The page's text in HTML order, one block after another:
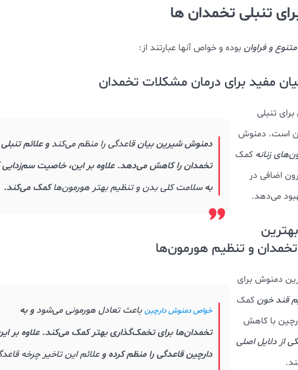
تنبلی تخمدان ها
متنوع و فراوان بوده و خواص آنها عبارتند از:
دمنوش شیرین بیانقاعدگی را منظم می‌کندو علائم تنبلی
تخمدان را کاهش می‌دهد. علاوه بر این، خاصیت
بهسلامت کلی بدن و تنظیم بهتر هورمون‌هاکمک می‌کند.
تنبلی
است. دمنوش
زنانه کمک
اضافی در
می‌دهد.
و تنظیم هورمون‌ها
خواص دمنوش دارچین باعث تعادل هورمونی می‌شودو به
تخمدان‌ها برای تخمک‌گذاری بهتر کمک می‌کند. علاوه بر
دارچین قاعدگی را منظم کرده وعلائم این تاخیر چرخه
دمنوش برای
قند خون کمک
با کاهش
از دلایل اصلی